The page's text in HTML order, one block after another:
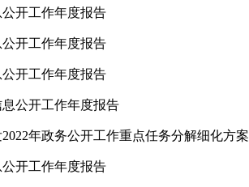
开工作年度报告
开工作年度报告
开工作年度报告
公开工作年度报告
年政务公开工作重点任务分解细化方案的通知
开工作年度报告